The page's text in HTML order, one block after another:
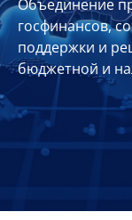
Союза
Участники
Планы
отчеты
Контакты
Объединение
госфинансов,
поддержки и
бюджетной и